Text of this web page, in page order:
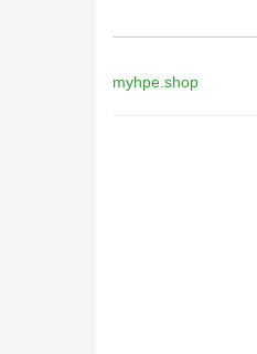
myhpe.shop